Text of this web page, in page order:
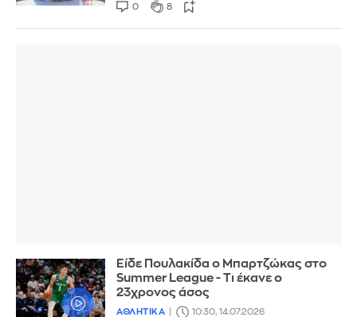
0 8
Είδε Πουλακίδα ο Μπαρτζώκας στο
Summer League - Τι έκανε ο
23χρονος άσος
ΑΘΛΗΤΙΚΑ 10:30, 14.07.2026